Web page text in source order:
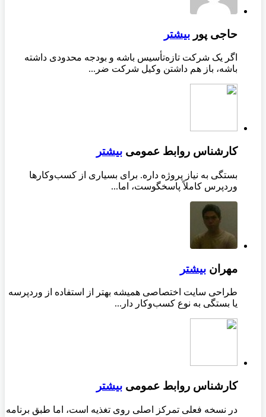
حاجی پور بیشتر
اگر یک شرکت تازه‌تأسیس باشه و بودجه محدودی داشته
باشه، باز هم داشتن وکیل شرکت ضر...
کارشناس روابط عمومی بیشتر
بستگی به نیاز پروژه داره. برای بسیاری از کسب‌وکارها
وردپرس کاملاً پاسخگوست، اما...
مهران بیشتر
طراحی سایت اختصاصی همیشه بهتر از استفاده از وردپرسه
یا بستگی به نوع کسب‌وکار دار...
کارشناس روابط عمومی بیشتر
در نسخه فعلی تمرکز اصلی روی تغذیه است، اما طبق برنامه